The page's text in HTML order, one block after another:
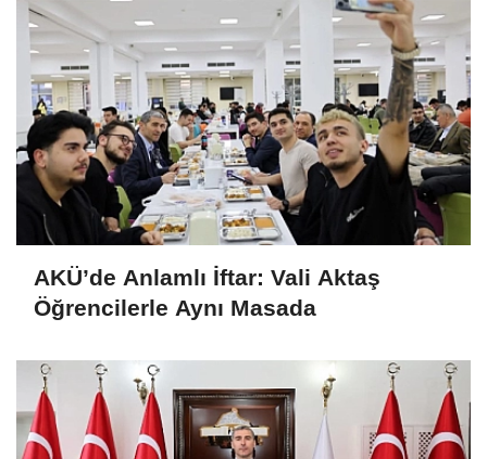
AKÜ’de Anlamlı İftar: Vali Aktaş
Öğrencilerle Aynı Masada